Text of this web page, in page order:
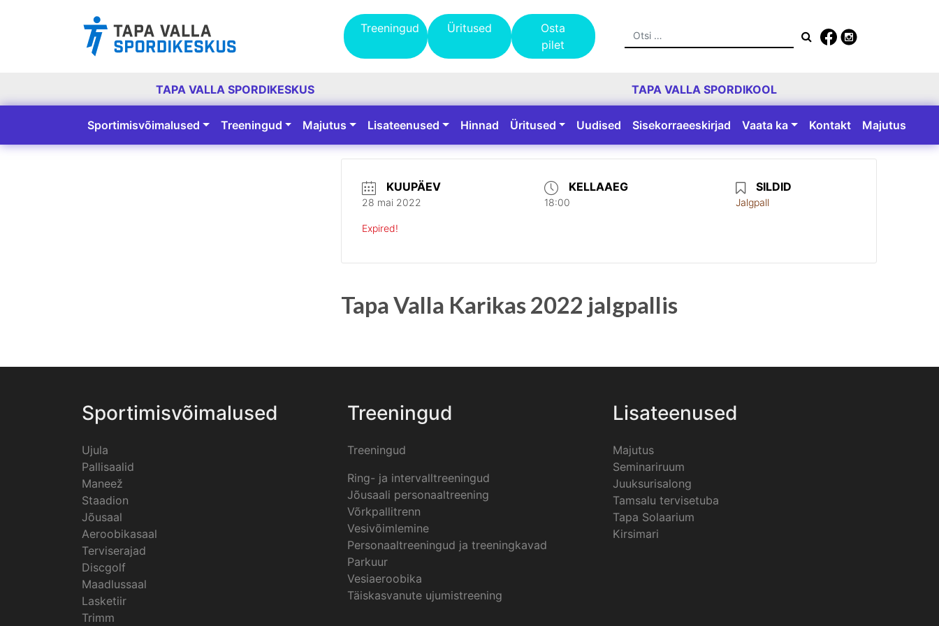
Treeningud Üritused
Osta
pilet
Otsing
TAPA VALLA SPORDIKESKUS TAPA VALLA SPORDIKOOL
Peamine navigatsioon
Sportimisvõimalused Treeningud Majutus Lisateenused Hinnad Üritused Uudised Sisekorraeeskirjad Vaata ka Kontakt Majutus
KUUPÄEV
28 mai 2022
Expired!
KELLAAEG
18:00
SILDID
Jalgpall
Tapa Valla Karikas 2022 jalgpallis
Sportimisvõimalused
Ujula
Pallisaalid
Maneež
Staadion
Jõusaal
Aeroobikasaal
Terviserajad
Discgolf
Maadlussaal
Lasketiir
Trimm
Treeningud
Treeningud
Ring- ja intervalltreeningud
Jõusaali personaaltreening
Võrkpallitrenn
Vesivõimlemine
Personaaltreeningud ja treeningkavad
Parkuur
Vesiaeroobika
Täiskasvanute ujumistreening
Lisateenused
Majutus
Seminariruum
Juuksurisalong
Tamsalu tervisetuba
Tapa Solaarium
Kirsimari